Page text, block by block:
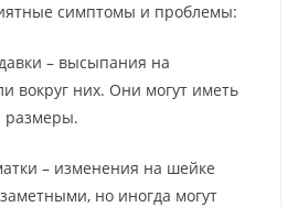
симптомы и проблемы:
– высыпания на
вокруг них. Они могут иметь
– изменения на шейке
но иногда могут